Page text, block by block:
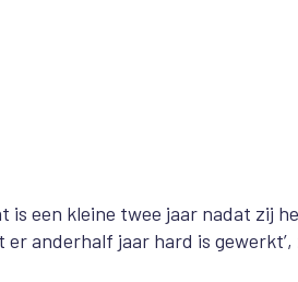
is een kleine twee jaar nadat zij
anderhalf jaar hard is gewerkt’,